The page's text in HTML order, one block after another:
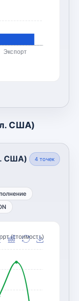
Экспорт
США)
США) 4точек
(стоимость)